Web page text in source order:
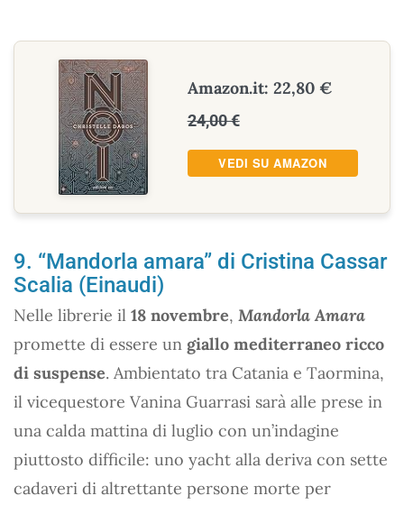
Amazon.it: 22,80 €
24,00 €
VEDI SU AMAZON
9. “Mandorla amara” di Cristina Cassar
Scalia (Einaudi)
Nelle librerie il 18 novembre, Mandorla Amara
promette di essere un giallo mediterraneo ricco
di suspense. Ambientato tra Catania e Taormina,
il vicequestore Vanina Guarrasi sarà alle prese in
una calda mattina di luglio con un’indagine
piuttosto difficile: uno yacht alla deriva con sette
cadaveri di altrettante persone morte per